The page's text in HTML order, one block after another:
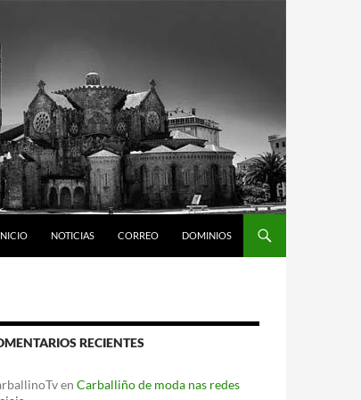
NOTICIAS CORREO DOMINIOS
RECIENTES
en Carballiño de moda nas redes